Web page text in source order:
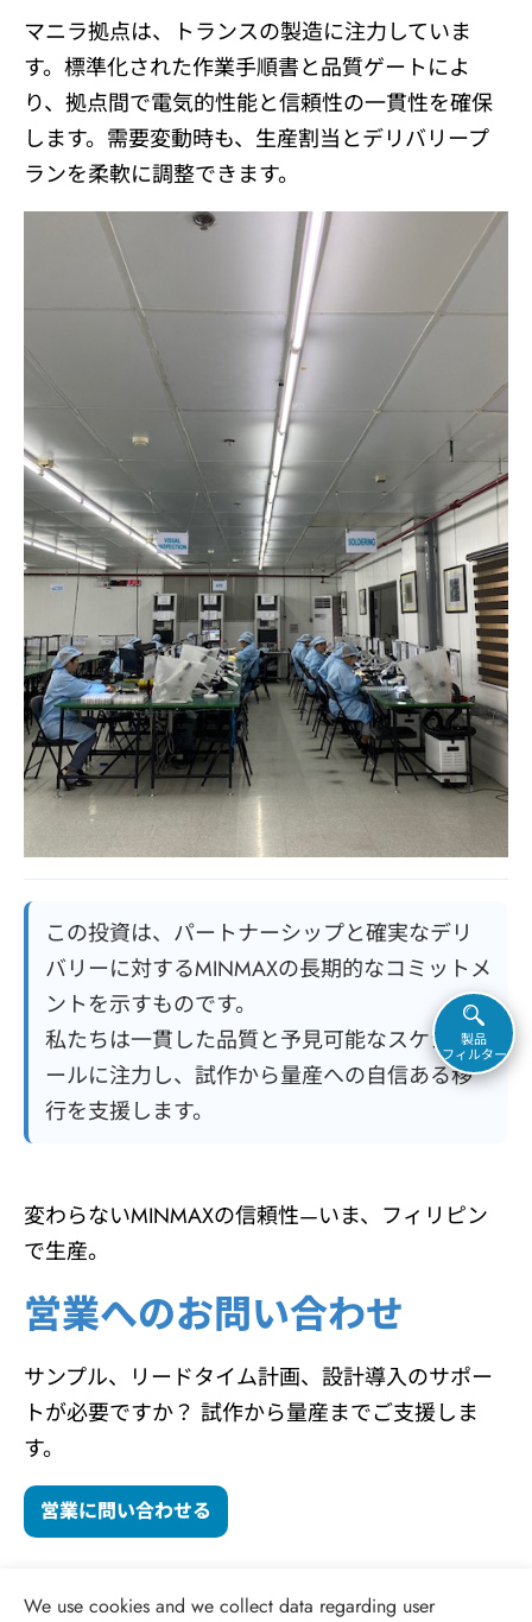
マニラ拠点は、トランスの製造に注力していま
す。標準化された作業手順書と品質ゲートによ
り、拠点間で電気的性能と信頼性の一貫性を確保
します。需要変動時も、生産割当とデリバリープ
ランを柔軟に調整できます。
この投資は、パートナーシップと確実なデリ
バリーに対するMINMAXの長期的なコミットメ
ントを示すものです。
私たちは一貫した品質と予見可能なスケジュ
ールに注力し、試作から量産への自信ある移
行を支援します。
変わらないMINMAXの信頼性—いま、フィリピン
で生産。
営業へのお問い合わせ
サンプル、リードタイム計画、設計導入のサポー
トが必要ですか？ 試作から量産までご支援しま
す。
営業に問い合わせる
製品
フィルター
We use cookies and we collect data regarding user